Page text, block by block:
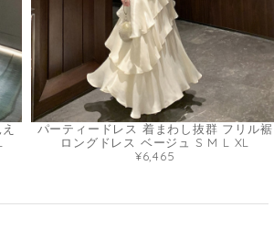
パーティードレス 着まわし抜群 フリル裾
ロングドレス ベージュ S M L XL
¥6,465